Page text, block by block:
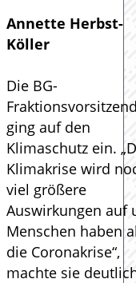
Annette Herbst-
Köller
Die BG-
ging auf den
Klimaschutz ein.
Klimakrise wird
viel größere
Auswirkungen auf
Menschen haben
die Coronakrise“,
machte sie